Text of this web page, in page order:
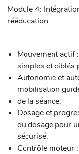
Module 4:
rééducation
Mouvement actif
simples et ciblés
Autonomie et
mobilisation
de la séance.
Dosage et
du dosage pour
sécurisé.
Contrôle moteur